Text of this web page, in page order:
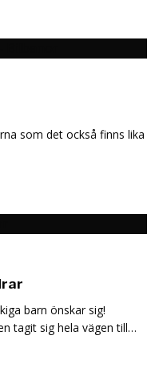
som det också finns lika
barn önskar sig!
tagit sig hela vägen till…